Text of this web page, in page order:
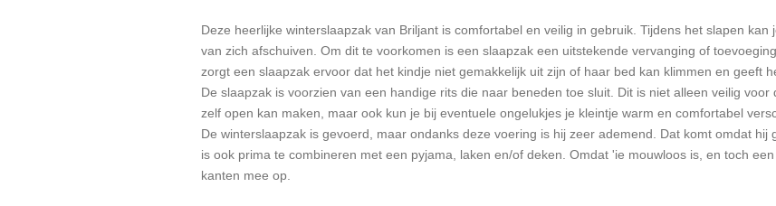
Deze heerlijke winterslaapzak van Briljant is comfortabel en veilig in gebruik. Tijdens het slapen
van zich afschuiven. Om dit te voorkomen is een slaapzak een uitstekende vervanging of
zorgt een slaapzak ervoor dat het kindje niet gemakkelijk uit zijn of haar bed kan klimmen en geeft
De slaapzak is voorzien van een handige rits die naar beneden toe sluit. Dit is niet alleen veilig
zelf open kan maken, maar ook kun je bij eventuele ongelukjes je kleintje warm en comfortabel
De winterslaapzak is gevoerd, maar ondanks deze voering is hij zeer ademend. Dat komt omdat hij
is ook prima te combineren met een pyjama, laken en/of deken. Omdat 'ie mouwloos is, en toch
kanten mee op.